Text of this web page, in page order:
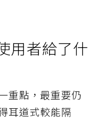
用者給了什
重點，最重要仍
耳道式較能隔